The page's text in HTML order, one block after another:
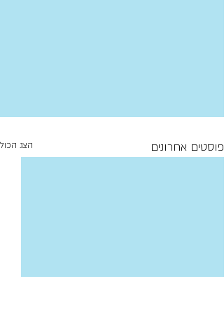
פוסטים אחרונים הצג הכול